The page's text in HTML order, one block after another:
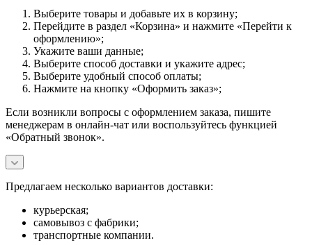
Выберите товары и добавьте их в корзину;
Перейдите в раздел «Корзина» и нажмите «Перейти к
оформлению»;
Укажите ваши данные;
Выберите способ доставки и укажите адрес;
Выберите удобный способ оплаты;
Нажмите на кнопку «Оформить заказ»;
Если возникли вопросы с оформлением заказа, пишите
менеджерам в онлайн-чат или воспользуйтесь функцией
«Обратный звонок».
Предлагаем несколько вариантов доставки:
курьерская;
самовывоз с фабрики;
транспортные компании.